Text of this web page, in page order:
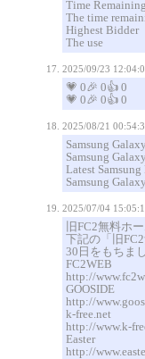
Time Remaining
The time
Highest Bidder
The use
2025/09/23
💗 0🎉 0👍 0
💗 0🎉 0👍 0
2025/08/21
Samsung
Samsung
Latest Samsung
Samsung
2025/07/04
旧FC2無料ホ
下記の「旧
30日をもちま
FC2WEB
http://
GOOSIDE
http://
k-free.net
http://www.k-
Easter
http://